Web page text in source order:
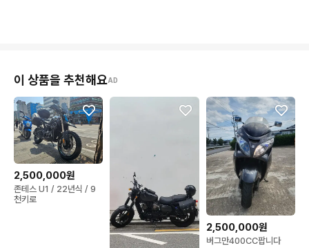
이 상품을 추천해요AD
2,500,000원
존테스 U1 / 22년식 / 9
천키로
2,500,000원
버그만400CC팝니다